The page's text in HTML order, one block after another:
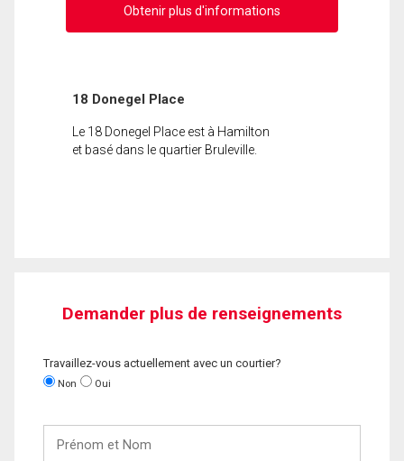
Obtenir plus d'informations
18 Donegel Place
Le 18 Donegel Place est à Hamilton
et basé dans le quartier Bruleville.
Demander plus de renseignements
Travaillez-vous actuellement avec un courtier?
Non Oui